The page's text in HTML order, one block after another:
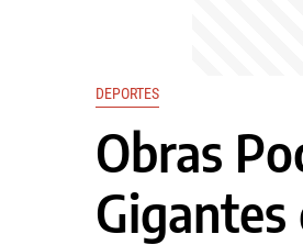
DEPORTES
Obras
Gigantes